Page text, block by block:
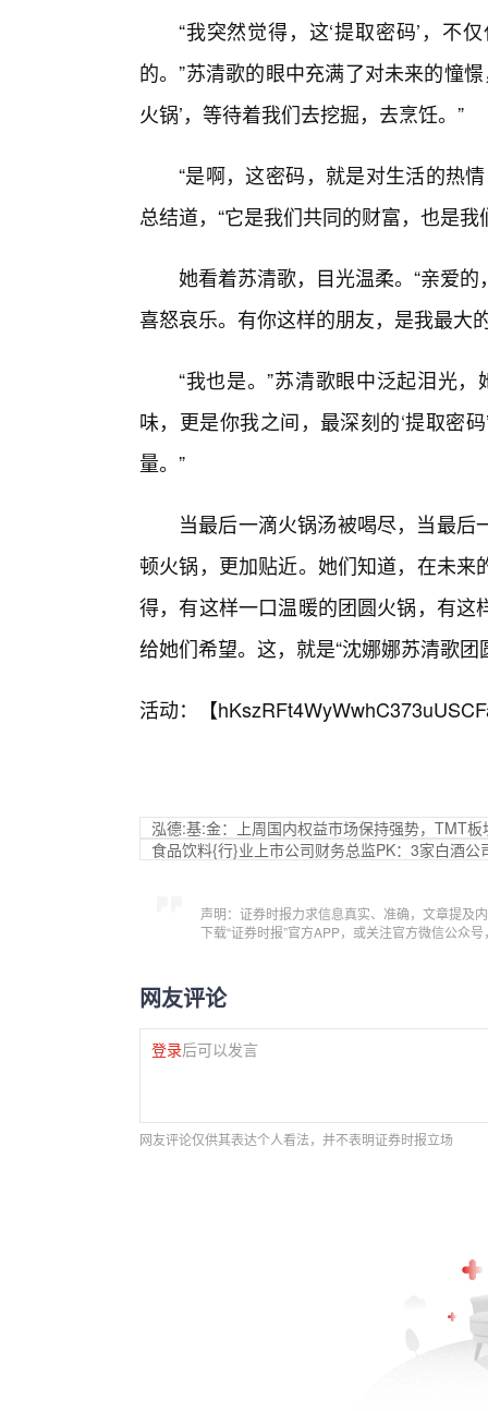
“我突然觉得，这‘提取密码’，不
的。”苏清歌的眼中充满了对未来的憧
火锅’，等待着我们去挖掘，去烹饪。”
“是啊，这密码，就是对生活的热
总结道，“它是我们共同的财富，也是
她看着苏清歌，目光温柔。“亲爱
喜怒哀乐。有你这样的朋友，是我最大
“我也是。”苏清歌眼中泛起泪光
味，更是你我之间，最深刻的‘提取密
量。”
当最后一滴火锅汤被喝尽，当最
顿火锅，更加贴近。她们知道，在未
得，有这样一口温暖的团圆火锅，有
给她们希望。这，就是“沈娜娜苏清歌
活动：【
泓德:基:金：上周国内权益市场保持强势，TMT板
食品饮料{行}业上市公司财务总监PK：3家白酒
声明：证券时报力求信息真实、准确，文章提及
下载“证券时报”官方APP，或关注官方微信公众
网友评论
登录后可以发言
网友评论仅供其表达个人看法，并不表明证券时报立场